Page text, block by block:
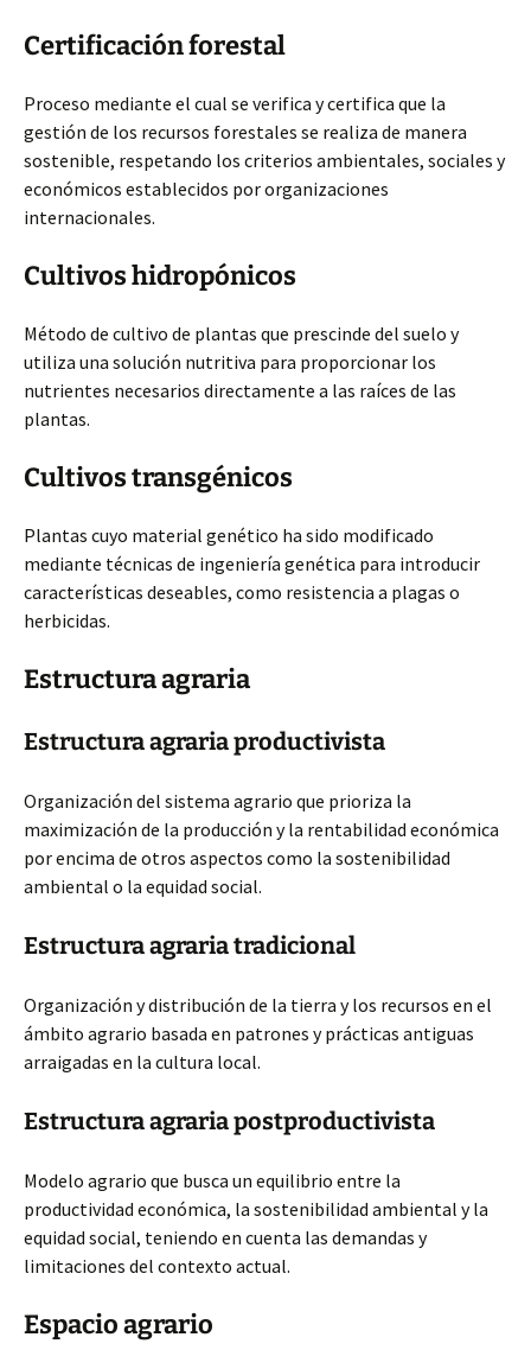
Certificación forestal
Proceso mediante el cual se verifica y certifica que la
gestión de los recursos forestales se realiza de manera
sostenible, respetando los criterios ambientales, sociales y
económicos establecidos por organizaciones
internacionales.
Cultivos hidropónicos
Método de cultivo de plantas que prescinde del suelo y
utiliza una solución nutritiva para proporcionar los
nutrientes necesarios directamente a las raíces de las
plantas.
Cultivos transgénicos
Plantas cuyo material genético ha sido modificado
mediante técnicas de ingeniería genética para introducir
características deseables, como resistencia a plagas o
herbicidas.
Estructura agraria
Estructura agraria productivista
Organización del sistema agrario que prioriza la
maximización de la producción y la rentabilidad económica
por encima de otros aspectos como la sostenibilidad
ambiental o la equidad social.
Estructura agraria tradicional
Organización y distribución de la tierra y los recursos en el
ámbito agrario basada en patrones y prácticas antiguas
arraigadas en la cultura local.
Estructura agraria postproductivista
Modelo agrario que busca un equilibrio entre la
productividad económica, la sostenibilidad ambiental y la
equidad social, teniendo en cuenta las demandas y
limitaciones del contexto actual.
Espacio agrario